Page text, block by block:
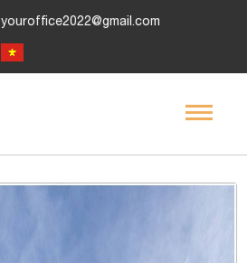
youroffice2022@gmail.com